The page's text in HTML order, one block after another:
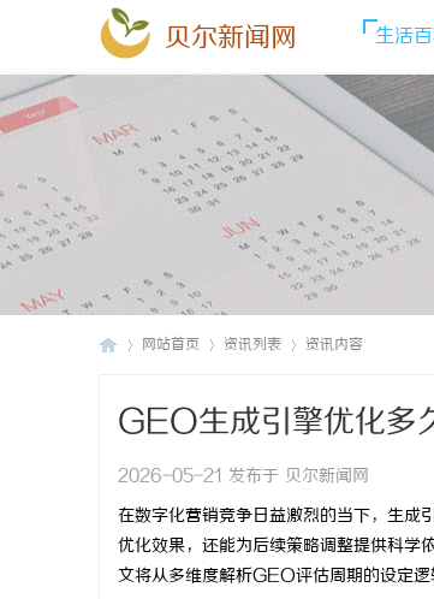
贝尔新闻网 生活
网站首页 资讯列表 资讯内容
GEO生成引擎优化多
2026-05-21 发布于 贝尔新闻网
在数字化营销竞争日益激烈的当下，生成
优化效果，还能为后续策略调整提供科学
文将从多维度解析GEO评估周期的设定逻